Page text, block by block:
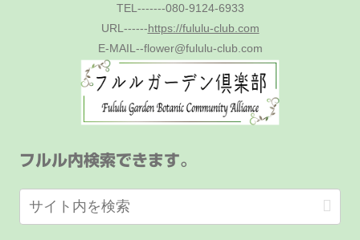
TEL-------080-9124-6933
URL------https://fululu-club.com
E-MAIL--flower@fululu-club.com
フルル内検索できます。